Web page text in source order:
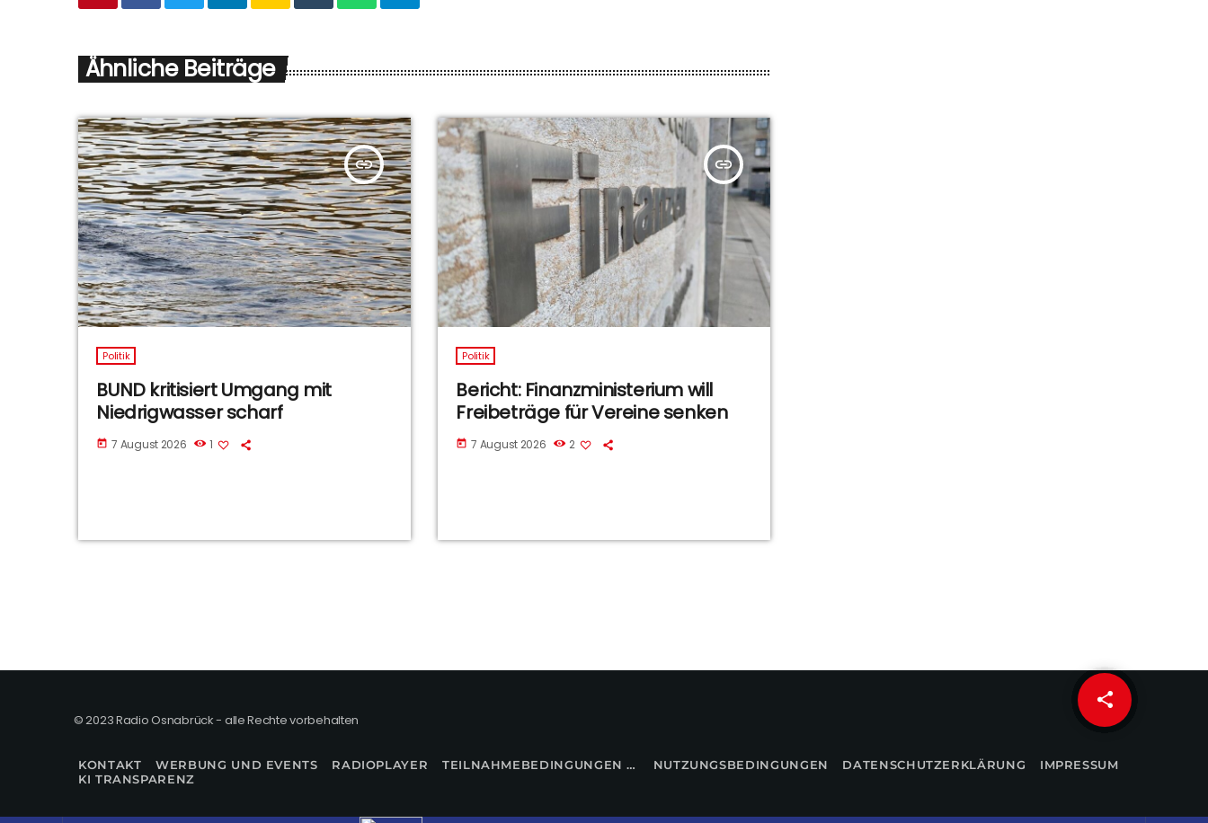
share
email
Ähnliche Beiträge
insert_link
Politik
BUND kritisiert Umgang mit
Niedrigwasser scharf
today 7 August 2026 1
insert_link
Politik
Bericht: Finanzministerium will
Freibeträge für Vereine senken
today 7 August 2026 2
© 2023 Radio Osnabrück - alle Rechte vorbehalten
KONTAKT WERBUNG UND EVENTS RADIOPLAYER TEILNAHMEBEDINGUNGEN FÜR GEWINNSPIELE NUTZUNGSBEDINGUNGEN DATENSCHUTZERKLÄRUNG
IMPRESSUM
KI TRANSPARENZ